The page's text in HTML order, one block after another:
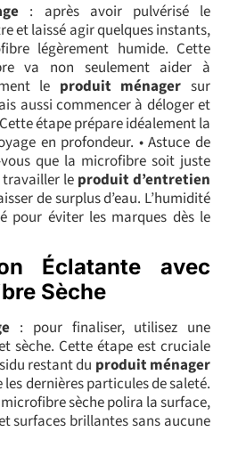
: après avoir pulvérisé le
et laissé agir quelques instants,
légèrement humide. Cette
va non seulement aider à
le produit ménager sur
aussi commencer à déloger et
étape prépare idéalement la
en profondeur. • Astuce de
vous que la microfibre soit juste
travailler le produit d’entretien
de surplus d’eau. L’humidité
pour éviter les marques dès le
Éclatante avec
Sèche
: pour finaliser, utilisez une
sèche. Cette étape est cruciale
restant du produit ménager
dernières particules de saleté.
sèche polira la surface,
surfaces brillantes sans aucune